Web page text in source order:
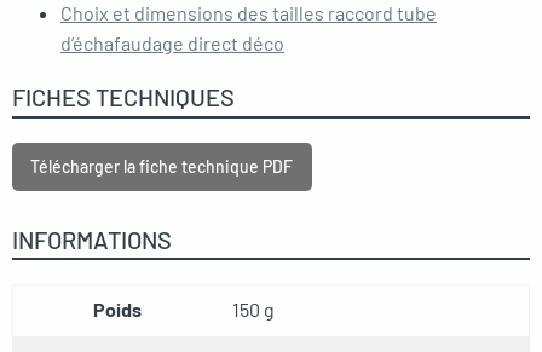
Choix et dimensions des tailles raccord tube
d’échafaudage direct déco
FICHES TECHNIQUES
Télécharger la fiche technique PDF
INFORMATIONS
Poids 150 g